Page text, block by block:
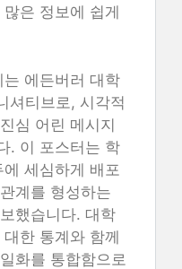
은 정보에 쉽게
에든버러 대학
셔티브로, 시각적
심 어린 메시지
. 이 포스터는 학
세심하게 배포
계를 형성하는
했습니다. 대학
한 통계와 함께
화를 통합함으로